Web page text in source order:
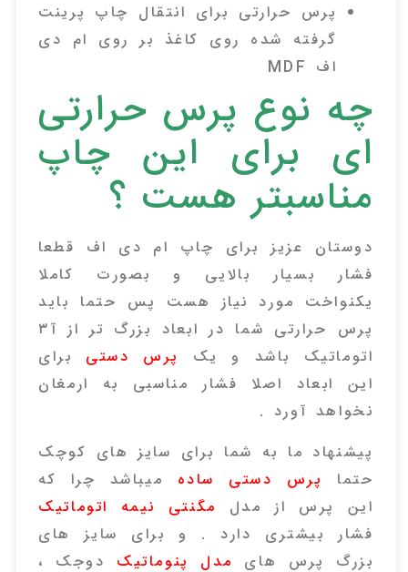
پرس حرارتی برای انتقال چاپ پرینت
گرفته شده روی کاغذ بر روی ام دی
اف MDF
چه نوع پرس حرارتی
ای برای این چاپ
مناسبتر هست ؟
دوستان عزیز برای چاپ ام دی اف قطعا
فشار بسیار بالایی و بصورت کاملا
یکنواخت مورد نیاز هست پس حتما باید
پرس حرارتی شما در ابعاد بزرگ تر از آ۳
اتوماتیک باشد و یک
پرس دستی برای
این ابعاد اصلا فشار مناسبی به ارمغان
نخواهد آورد .
پیشنهاد ما به شما برای سایز های کوچک
حتما
پرس دستی ساده میباشد چرا که
این پرس از مدل مگنتی نیمه اتوماتیک
فشار بیشتری دارد . و برای سایز های
بزرگ پرس های مدل پنوماتیک دوجک ،